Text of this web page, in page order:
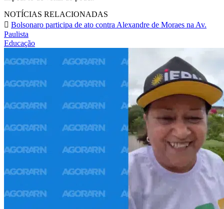
NOTÍCIAS RELACIONADAS
Bolsonaro participa de ato contra Alexandre de Moraes na Av.
Paulista
Educação